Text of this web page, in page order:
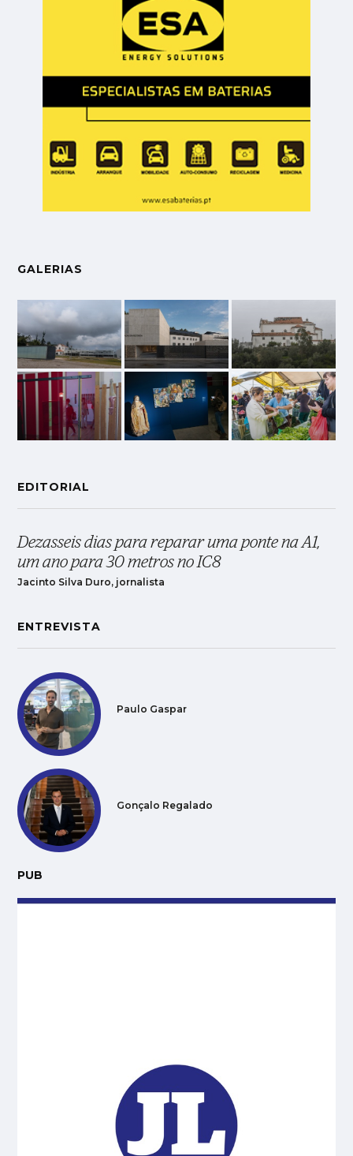
GALERIAS
EDITORIAL
Dezasseis dias para reparar uma ponte na A1,
um ano para 30 metros no IC8
Jacinto Silva Duro, jornalista
ENTREVISTA
Paulo Gaspar
Gonçalo Regalado
PUB